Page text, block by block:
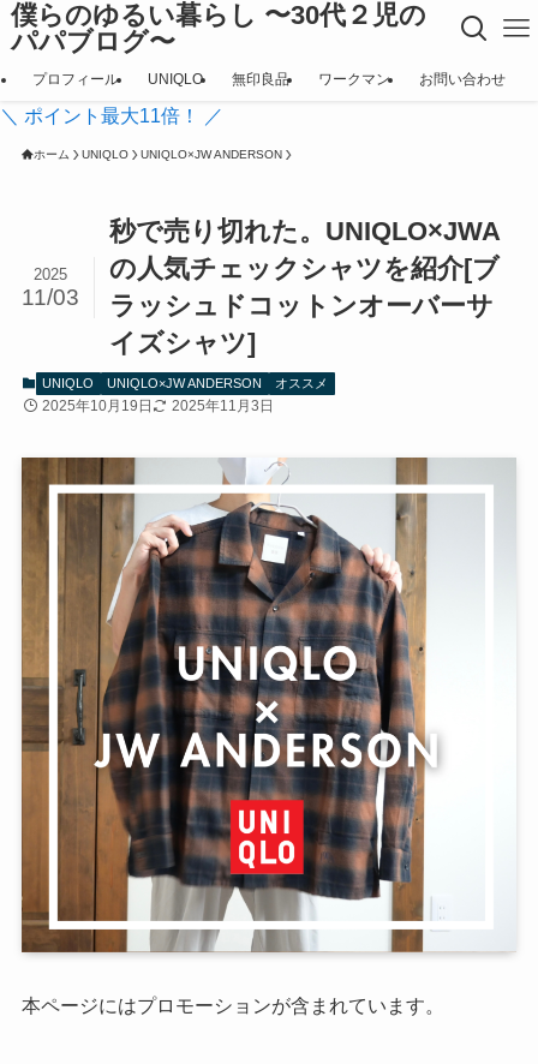
僕らのゆるい暮らし 〜30代２児の
パパブログ〜
プロフィール UNIQLO 無印良品 ワークマン お問い合わせ
＼ ポイント最大11倍！ ／
ホーム UNIQLO UNIQLO×JW ANDERSON
秒で売り切れた。UNIQLO×JWA
の人気チェックシャツを紹介[ブ
ラッシュドコットンオーバーサ
イズシャツ]
2025
11/03
UNIQLO UNIQLO×JW ANDERSON オススメ
2025年10月19日 2025年11月3日
本ページにはプロモーションが含まれています。